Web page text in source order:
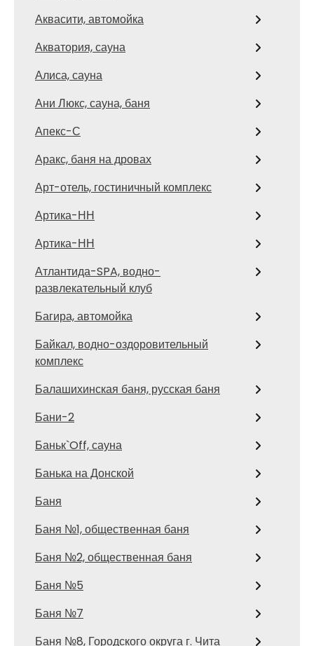
Аквасити, автомойка
Акватория, сауна
Алиса, сауна
Ани Люкс, сауна, баня
Апекс-С
Аракс, баня на дровах
Арт-отель, гостиничный комплекс
Артика-НН
Артика-НН
Атлантида-SPA, водно-
развлекательный клуб
Багира, автомойка
Байкал, водно-оздоровительный
комплекс
Балашихинская баня, русская баня
Бани-2
Баньк`Off, сауна
Банька на Донской
Баня
Баня №1, общественная баня
Баня №2, общественная баня
Баня №5
Баня №7
Баня №8, Городского округа г. Чита